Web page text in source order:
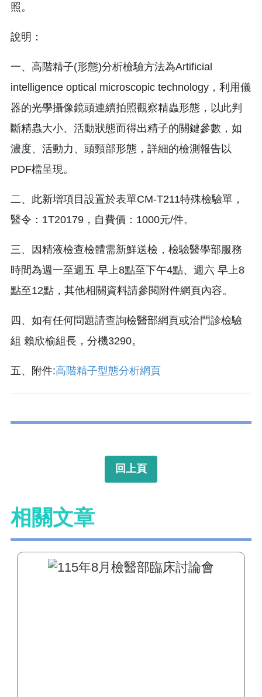
照。
說明：
一、高階精子(形態)分析檢驗方法為Artificial
intelligence optical microscopic technology，利用儀
器的光學攝像鏡頭連續拍照觀察精蟲形態，以此判
斷精蟲大小、活動狀態而得出精子的關鍵參數，如
濃度、活動力、頭頸部形態，詳細的檢測報告以
PDF檔呈現。
二、此新增項目設置於表單CM-T211特殊檢驗單，
醫令：1T20179，自費價：1000元/件。
三、因精液檢查檢體需新鮮送檢，檢驗醫學部服務
時間為週一至週五 早上8點至下午4點、週六 早上8
點至12點，其他相關資料請參閱附件網頁內容。
四、如有任何問題請查詢檢醫部網頁或洽門診檢驗
組 賴欣榆組長，分機3290。
五、附件:高階精子型態分析網頁
回上頁
相關文章